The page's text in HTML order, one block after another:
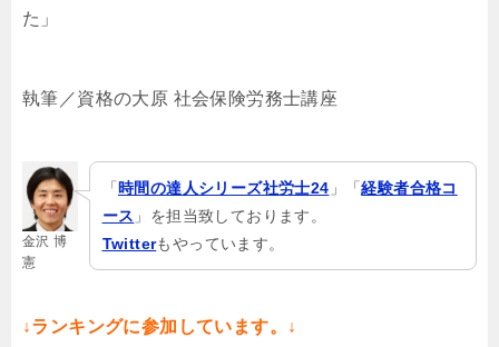
た」
執筆／資格の大原 社会保険労務士講座
金沢 博
憲
「時間の達人シリーズ社労士24 」「経験者合格コ
ース 」を担当致しております。
Twitterもやっています。
↓ランキングに参加しています。↓